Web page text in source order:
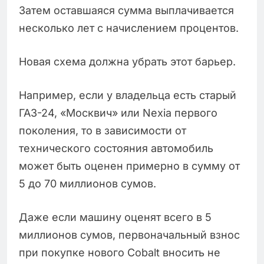
Затем оставшаяся сумма выплачивается
несколько лет с начислением процентов.
Новая схема должна убрать этот барьер.
Например, если у владельца есть старый
ГАЗ-24, «Москвич» или Nexia первого
поколения, то в зависимости от
технического состояния автомобиль
может быть оценен примерно в сумму от
5 до 70 миллионов сумов.
Даже если машину оценят всего в 5
миллионов сумов, первоначальный взнос
при покупке нового Cobalt вносить не